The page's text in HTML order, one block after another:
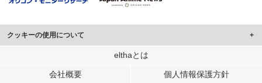
クッキーの使用について
このサイトでは Cookie を使用して、ユーザーに合わせたコンテンツや広告の
行っています。
elthaとは
会社概要 個人情報保護方針